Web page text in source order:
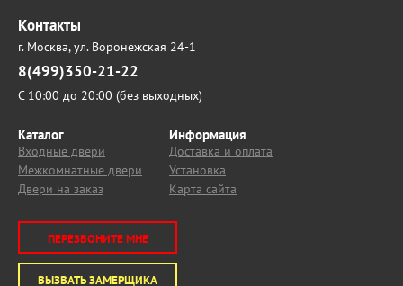
Контакты
г. Москва,ул. Воронежская 24-1
8(499)350-21-22
С 10:00 до 20:00 (без выходных)
Каталог
Входные двери
Межкомнатные двери
Двери на заказ
Информация
Доставка и оплата
Установка
Карта сайта
ПЕРЕЗВОНИТЕ МНЕ
ВЫЗВАТЬ ЗАМЕРЩИКА